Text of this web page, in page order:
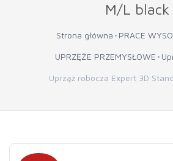
M/L black
Strona główna PRACE
UPRZĘŻE PRZEMYSŁOWE
Uprząż robocza Expert 3D